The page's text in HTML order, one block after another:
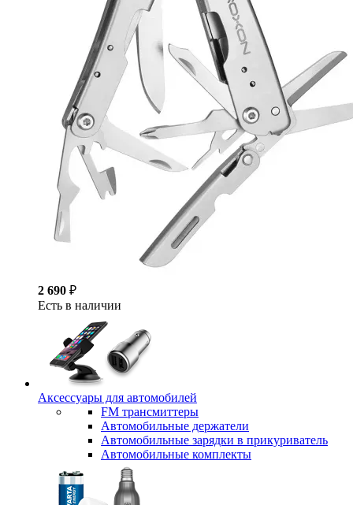
2 690 ₽
Есть в наличии
Аксессуары для автомобилей
FM трансмиттеры
Автомобильные держатели
Автомобильные зарядки в прикуриватель
Автомобильные комплекты